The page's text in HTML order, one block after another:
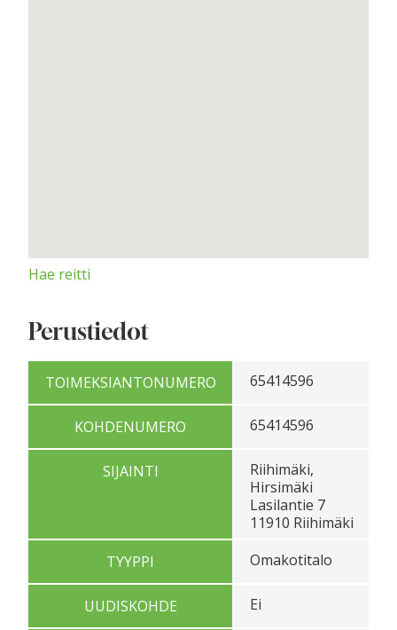
Hae reitti
Perustiedot
TOIMEKSIANTONUMERO 65414596
KOHDENUMERO 65414596
SIJAINTI
Riihimäki,
Hirsimäki
Lasilantie 7
11910 Riihimäki
TYYPPI
Omakotitalo
UUDISKOHDE Ei